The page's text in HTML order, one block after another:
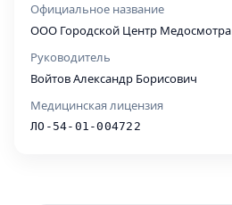
Официальное название
ООО Городской Центр Медосмотра
Руководитель
Войтов Александр Борисович
Медицинская лицензия
ЛО-54-01-004722